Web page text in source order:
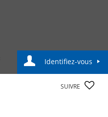
Identifiez-vous
SUIVRE